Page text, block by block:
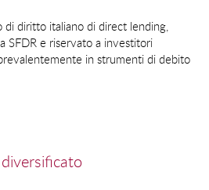
di diritto italiano di direct lending,
SFDR e riservato a investitori
in strumenti di debito